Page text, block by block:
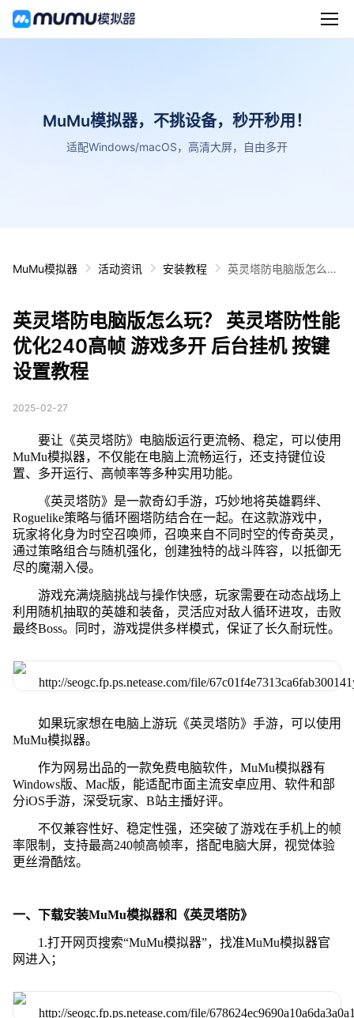
MuMu模拟器，不挑设备，秒开秒用！
适配Windows/macOS，高清大屏，自由多开
MuMu模拟器 活动资讯 安装教程
英灵塔防电脑版怎么
台挂机 按键设置教程
英灵塔防电脑版怎么玩？ 英灵塔防性能
优化240高帧 游戏多开 后台挂机 按键
设置教程
2025-02-27
要让《英灵塔防》电脑版运行更流畅、稳定，可以使用
MuMu模拟器，不仅能在电脑上流畅运行，还支持键位设
置、多开运行、高帧率等多种实用功能。
《英灵塔防》是一款奇幻手游，巧妙地将英雄羁绊、
Roguelike策略与循环圈塔防结合在一起。在这款游戏中，
玩家将化身为时空召唤师，召唤来自不同时空的传奇英灵，
通过策略组合与随机强化，创建独特的战斗阵容，以抵御无
尽的魔潮入侵。
游戏充满烧脑挑战与操作快感，玩家需要在动态战场上
利用随机抽取的英雄和装备，灵活应对敌人循环进攻，击败
最终Boss。同时，游戏提供多样模式，保证了长久耐玩性。
如果玩家想在电脑上游玩《英灵塔防》手游，可以使用
MuMu模拟器。
作为网易出品的一款免费电脑软件，MuMu模拟器有
Windows版、Mac版，能适配市面主流安卓应用、软件和部
分iOS手游，深受玩家、B站主播好评。
不仅兼容性好、稳定性强，还突破了游戏在手机上的帧
率限制，支持最高240帧高帧率，搭配电脑大屏，视觉体验
更丝滑酷炫。
一、下载安装MuMu模拟器和《英灵塔防》
1.打开网页搜索“MuMu模拟器”，找准MuMu模拟器官
网进入；